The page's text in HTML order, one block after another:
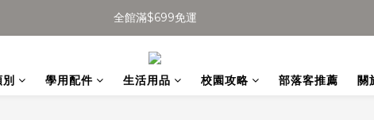
全館滿$699免運
全館滿$699免運
全館滿$699免運
別 學用配件 生活用品 校園攻略 部落客推薦 關